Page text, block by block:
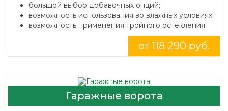
большой выбор добавочных опций;
возможность использования во влажных условиях;
возможность применения тройного остекления.
от 118 290 руб.
Гаражные ворота